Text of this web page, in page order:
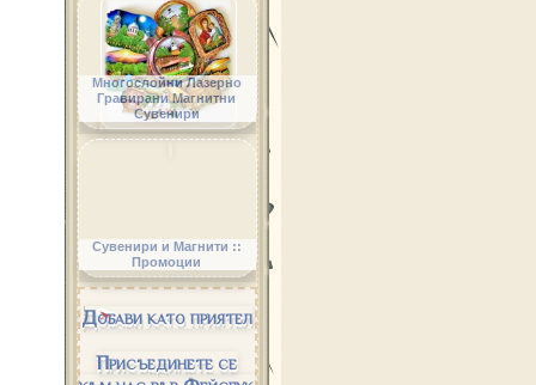
Многослойни Лазерно
Гравирани Магнитни
Сувенири
Сувенири и Магнити ::
Промоции
Добави като приятел
Присъединете се